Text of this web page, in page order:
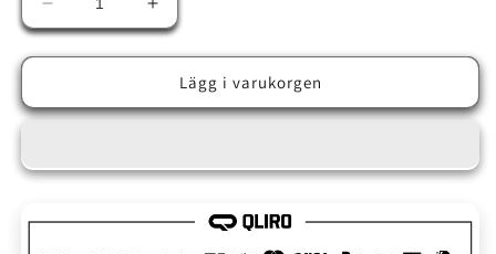
Minska
kvantitet
för
Koppling
Öka
kvantitet
för
PVC
Koppling
Lägg i varukorgen